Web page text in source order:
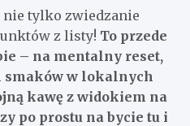
nie tylko zwiedzanie
z listy! To przede
– na mentalny reset,
w lokalnych
kawę z widokiem na
po prostu na bycie tu i